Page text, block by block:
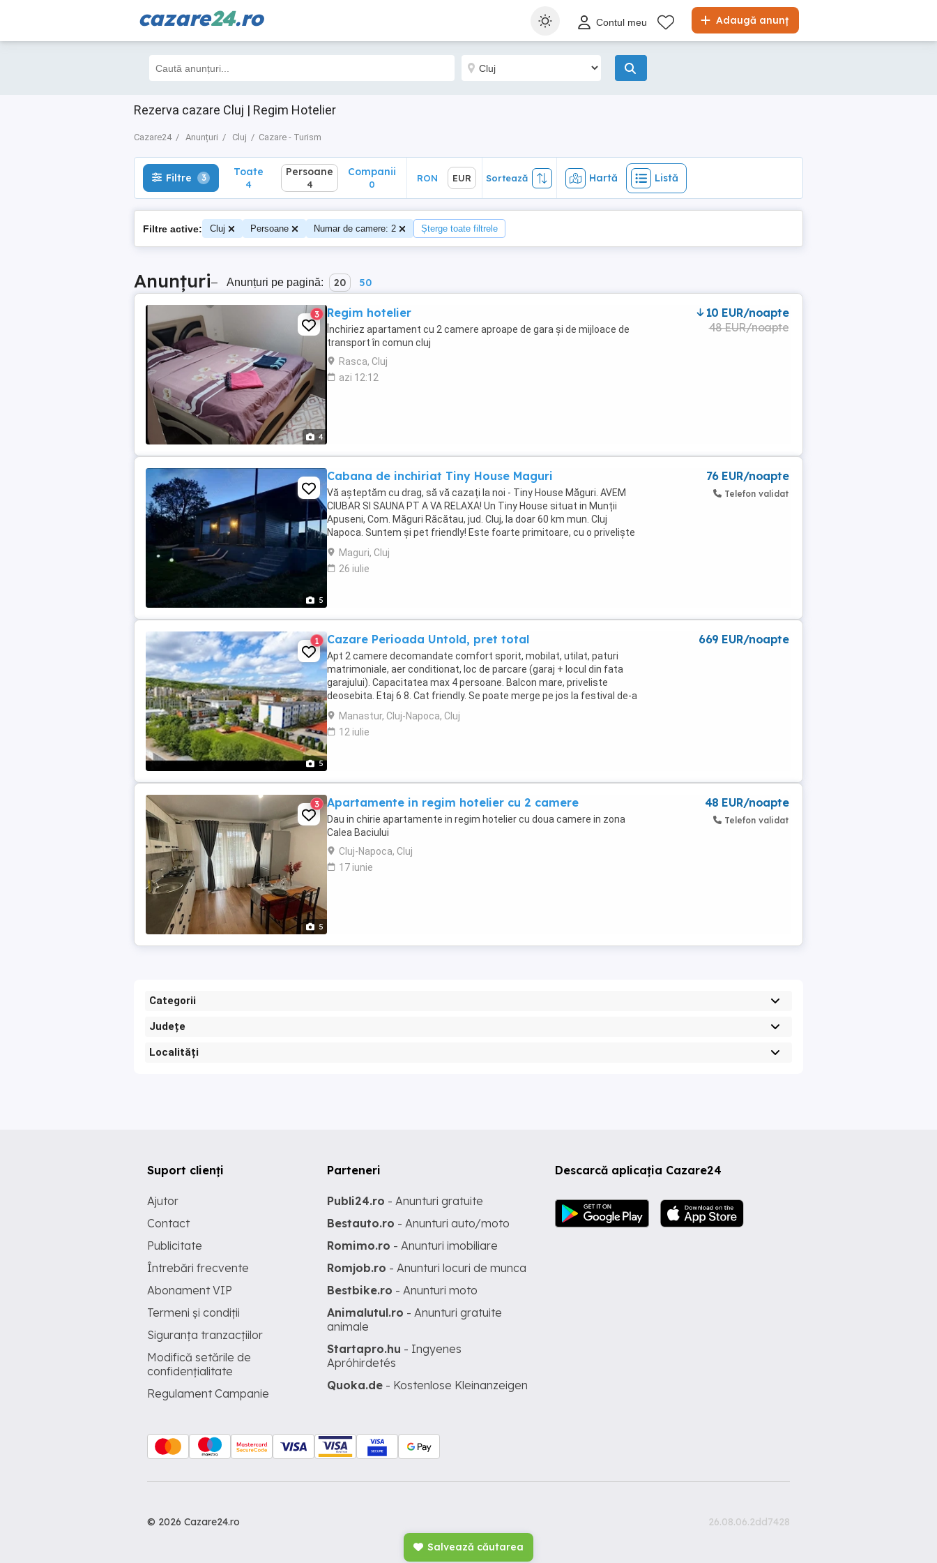
cazare24.ro Adaugă anunț
Contul meu
Rezerva cazare Cluj | Regim Hotelier
Cazare24 Anunțuri Cluj Cazare - Turism
Filtre 3 Toate
4
Hartă Listă
Filtre 3 Toate
4
Persoane
4
Companii
0
RON EUR Sortează Hartă Listă
Filtre active: Cluj Persoane Numar de camere: 2 Șterge toate filtrele
Anunțuri– Anunțuri pe pagină: 20 50
4
3 Regim hotelier
Închiriez apartament cu 2 camere aproape de gara și de mijloace de
transport în comun cluj
Rasca, Cluj
azi 12:12
10 EUR/noapte
48 EUR/noapte
5
Cabana de inchiriat Tiny House Maguri
Vă așteptăm cu drag, să vă cazați la noi - Tiny House Măguri. AVEM
CIUBAR SI SAUNA PT A VA RELAXA! Un Tiny House situat in Munții
Apuseni, Com. Măguri Răcătau, jud. Cluj, la doar 60 km mun. Cluj
Napoca. Suntem și pet friendly! Este foarte primitoare, cu o priveliște
de vis chiar din dormitorul dvs, ...
Maguri, Cluj
26 iulie
76 EUR/noapte
Telefon validat
5
1 Cazare Perioada Untold, pret total
Apt 2 camere decomandate comfort sporit, mobilat, utilat, paturi
matrimoniale, aer conditionat, loc de parcare (garaj + locul din fata
garajului). Capacitatea max 4 persoane. Balcon mare, priveliste
deosebita. Etaj 6 8. Cat friendly. Se poate merge pe jos la festival de-a
lungul Somesului, cca 40 min ...
Manastur, Cluj-Napoca, Cluj
12 iulie
669 EUR/noapte
5
3 Apartamente in regim hotelier cu 2 camere
Dau in chirie apartamente in regim hotelier cu doua camere in zona
Calea Baciului
Cluj-Napoca, Cluj
17 iunie
48 EUR/noapte
Telefon validat
Categorii
Județe
Localități
Salvează căutarea
Descarcă aplicația Cazare24
Suport clienți
Ajutor
Contact
Publicitate
Întrebări frecvente
Abonament VIP
Termeni și condiții
Siguranța tranzacțiilor
Modifică setările de
confidențialitate
Regulament Campanie
Parteneri
Publi24.ro - Anunturi gratuite
Bestauto.ro - Anunturi auto/moto
Romimo.ro - Anunturi imobiliare
Romjob.ro - Anunturi locuri de munca
Bestbike.ro - Anunturi moto
Animalutul.ro - Anunturi gratuite
animale
Startapro.hu - Ingyenes
Apróhirdetés
Quoka.de - Kostenlose Kleinanzeigen
© 2026 Cazare24.ro 26.08.06.2dd7428